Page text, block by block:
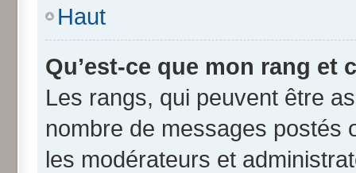
Haut
Qu’est-ce que mon rang et
Les rangs, qui peuvent être
nombre de messages postés
les modérateurs et